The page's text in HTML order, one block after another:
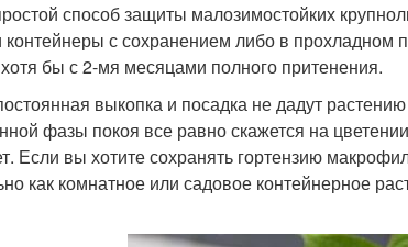
способ защиты малозимостойких
контейнеры с сохранением либо в
бы с 2-мя месяцами полного притенения.
выкопка и посадка не дадут
фазы покоя все равно скажется на
Если вы хотите сохранять гортензию
как комнатное или садовое контейнерное